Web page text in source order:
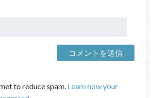
to reduce spam. Learn how your